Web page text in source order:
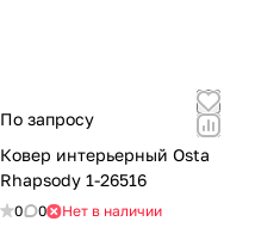
По запросу
Ковер интерьерный Osta
Rhapsody 1-26516
0 0 Нет в наличии